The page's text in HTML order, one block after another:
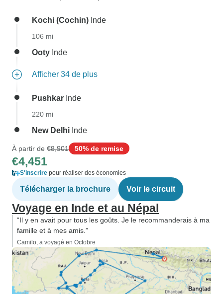
Kochi (Cochin) Inde
106 mi
Ooty Inde
Afficher 34 de plus
Pushkar Inde
220 mi
New Delhi Inde
À partir de €8,901 50% de remise
€4,451
S'inscrire pour réaliser des économies
Télécharger la brochure Voir le circuit
Voyage en Inde et au Népal
“Il y en avait pour tous les goûts. Je le recommanderais à ma
famille et à mes amis.”
Camilo, a voyagé en Octobre